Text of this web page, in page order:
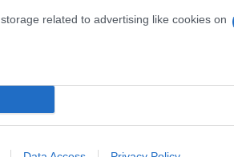
related to advertising like cookies on
της